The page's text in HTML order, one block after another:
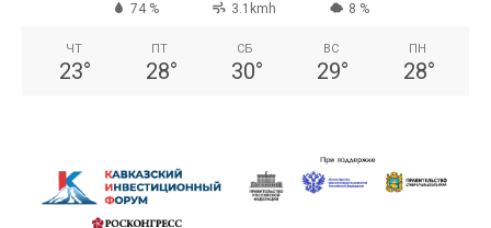
74 % 3.1kmh 8 %
ЧТ
23°
ПТ
28°
СБ
30°
ВС
29°
ПН
28°